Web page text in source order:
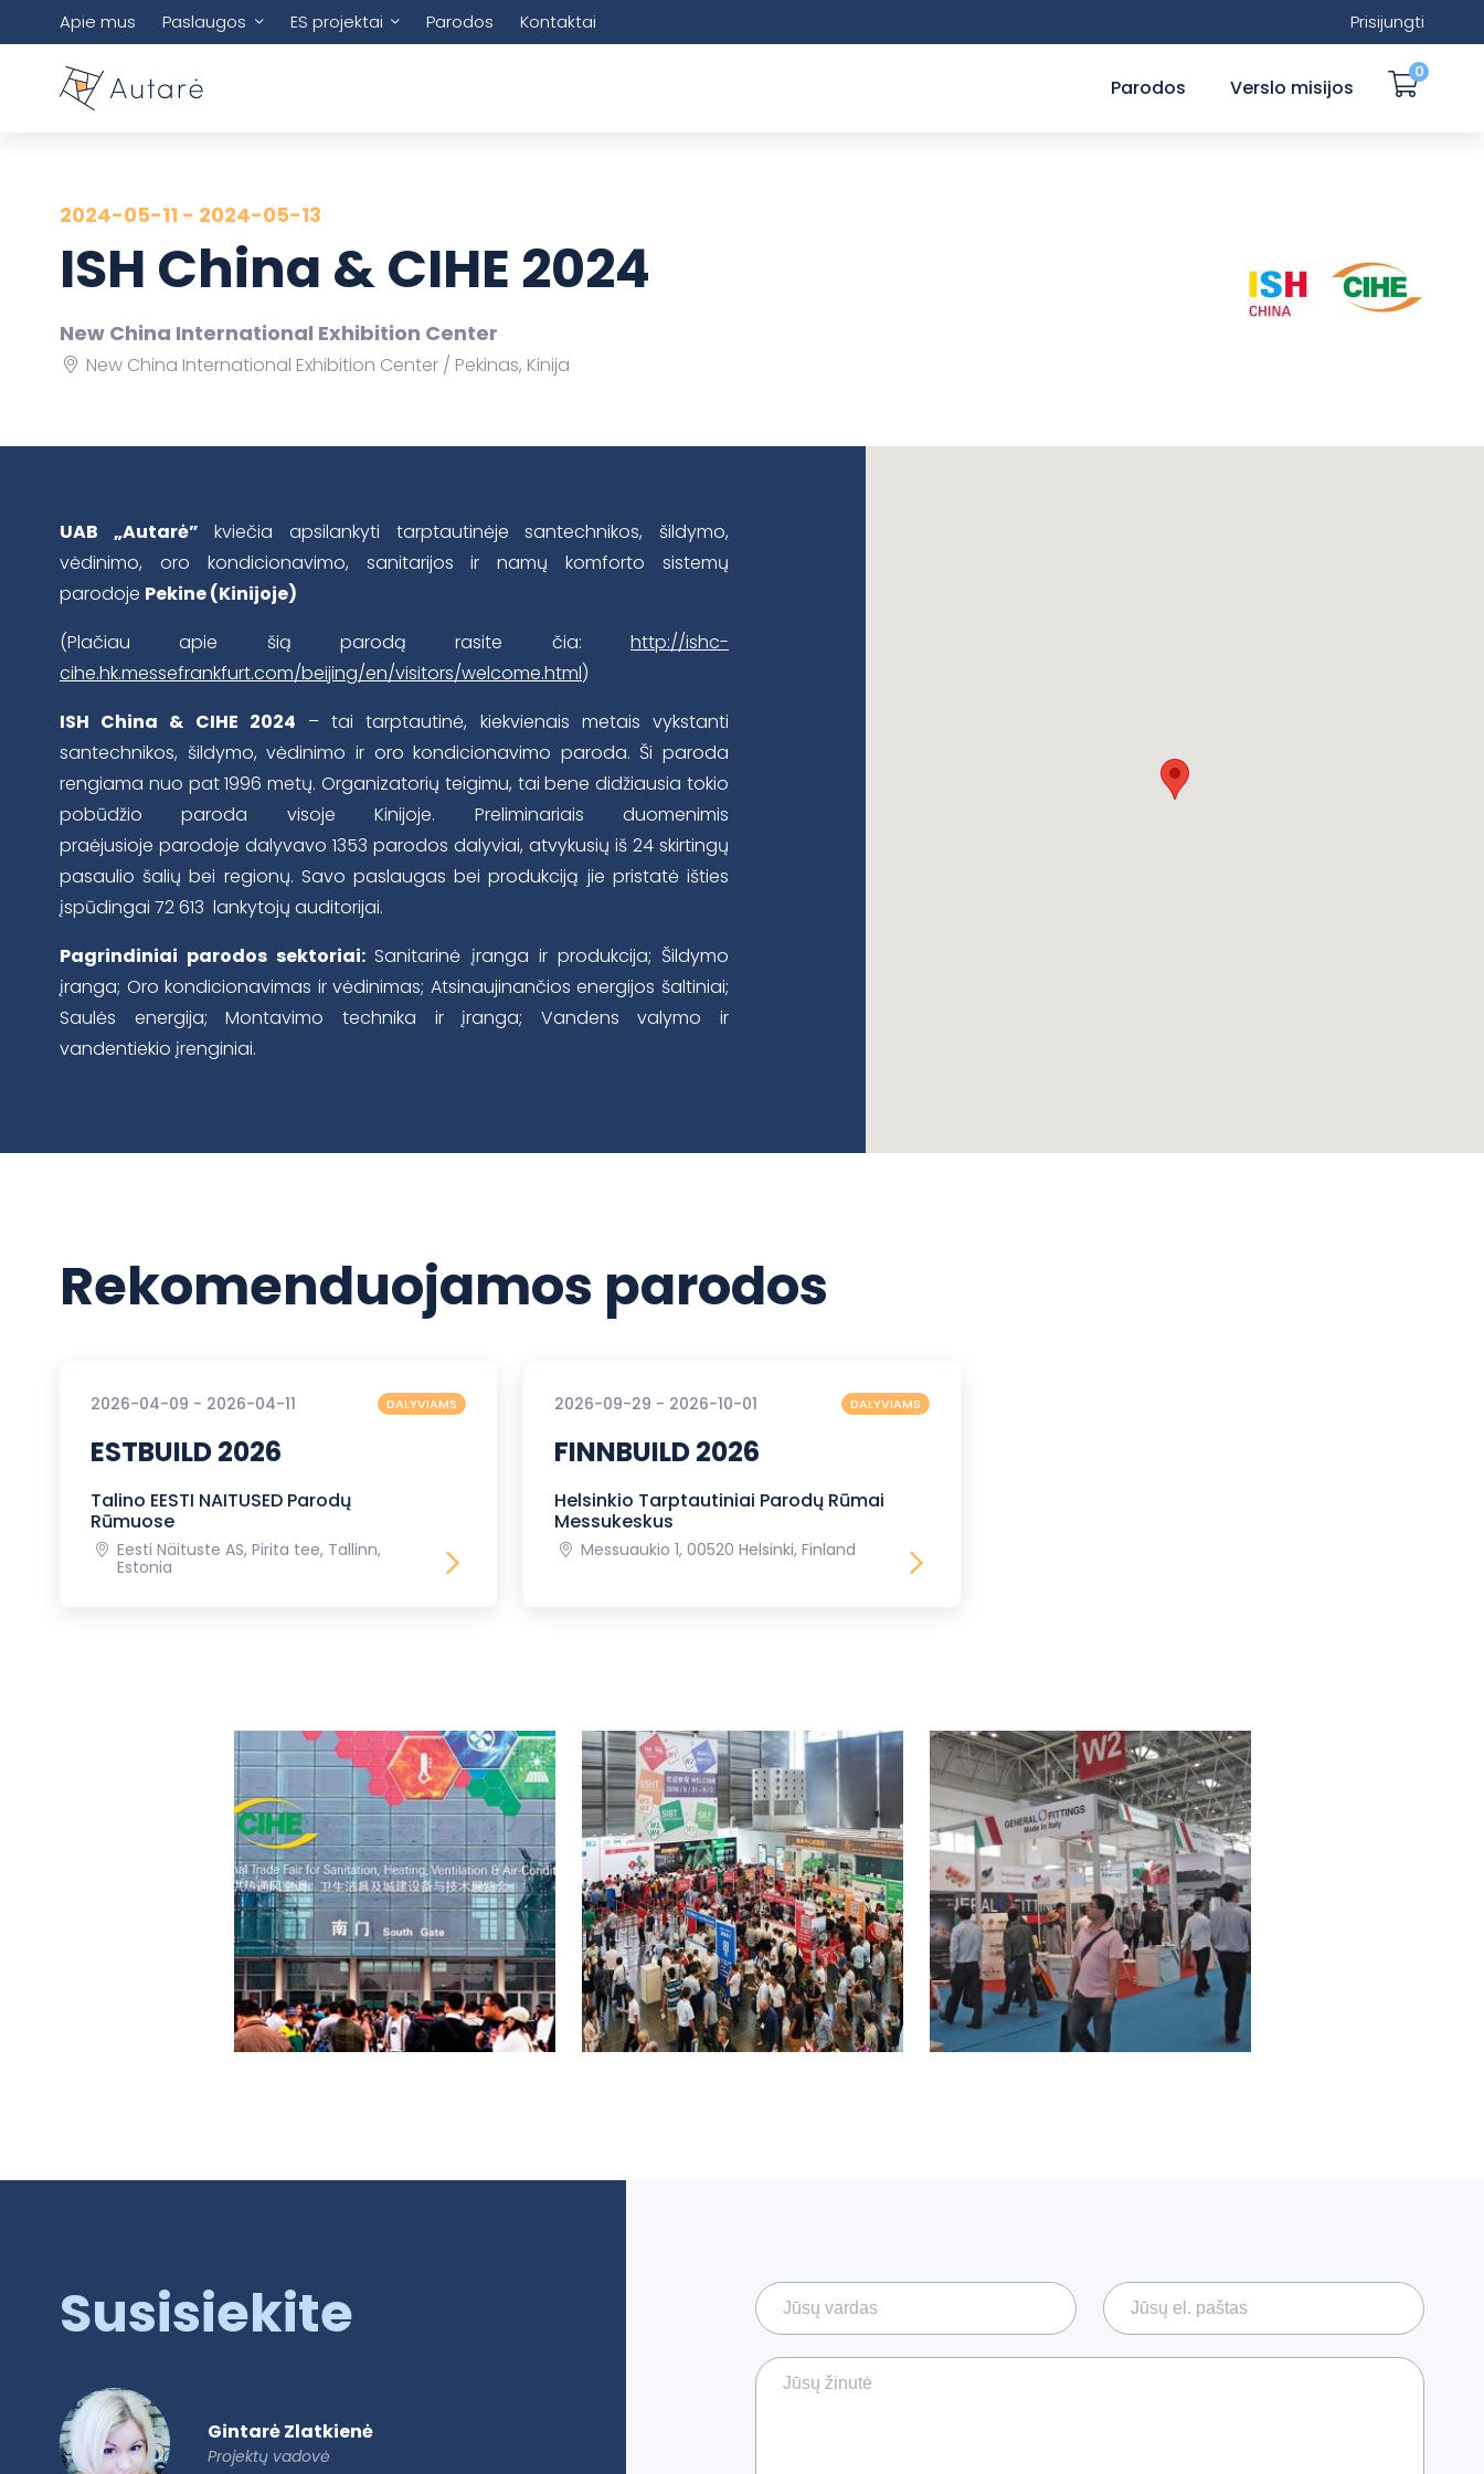
Apie mus Paslaugos ES projektai Parodos Kontaktai Prisijungti
Parodos Verslo misijos
0
2024-05-11 - 2024-05-13
ISH China & CIHE 2024
New China International Exhibition Center
New China International Exhibition Center Pekinas, Kinija
UAB „Autarė” kviečia apsilankyti tarptautinėje santechnikos, šildymo,
vėdinimo, oro kondicionavimo, sanitarijos ir namų komforto sistemų
parodoje Pekine (Kinijoje)
(Plačiau apie šią parodą rasite čia: http://ishc-
cihe.hk.messefrankfurt.com/beijing/en/visitors/welcome.html)
ISH China & CIHE 2024 – tai tarptautinė, kiekvienais metais vykstanti
santechnikos, šildymo, vėdinimo ir oro kondicionavimo paroda. Ši paroda
rengiama nuo pat 1996 metų. Organizatorių teigimu, tai bene didžiausia tokio
pobūdžio paroda visoje Kinijoje. Preliminariais duomenimis
praėjusioje parodoje dalyvavo 1353 parodos dalyviai, atvykusių iš 24 skirtingų
pasaulio šalių bei regionų. Savo paslaugas bei produkciją jie pristatė išties
įspūdingai 72 613 lankytojų auditorijai.
Pagrindiniai parodos sektoriai: Sanitarinė įranga ir produkcija; Šildymo
įranga; Oro kondicionavimas ir vėdinimas; Atsinaujinančios energijos šaltiniai;
Saulės energija; Montavimo technika ir įranga; Vandens valymo ir
vandentiekio įrenginiai.
Rekomenduojamos parodos
2026-04-09 - 2026-04-11 DALYVIAMS
ESTBUILD 2026
Talino EESTI NAITUSED Parodų
Rūmuose
Eesti Näituste AS, Pirita tee, Tallinn,
Estonia
2026-09-29 - 2026-10-01 DALYVIAMS
FINNBUILD 2026
Helsinkio Tarptautiniai Parodų Rūmai
Messukeskus
Messuaukio 1, 00520 Helsinki, Finland
Susisiekite
Gintarė Zlatkienė
Projektų vadovė